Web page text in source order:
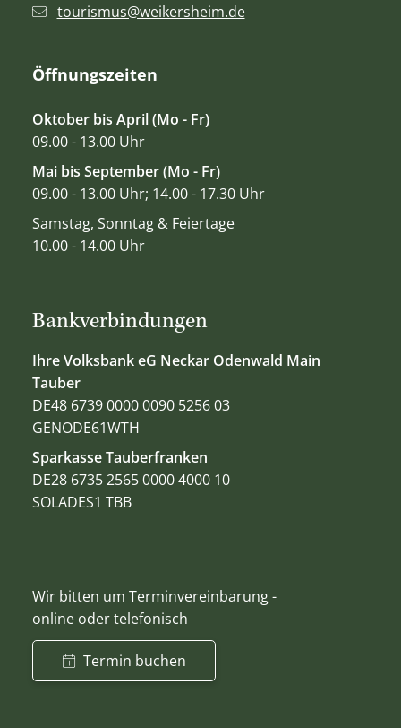
Bankverbindungen
Ihre Volksbank eG Neckar Odenwald Main
Tauber
DE48 6739 0000 0090 5256 03
GENODE61WTH
Sparkasse Tauberfranken
DE28 6735 2565 0000 4000 10
SOLADES1 TBB
Wir bitten um Terminvereinbarung -
online oder telefonisch
Termin buchen
tourismus@weikersheim.de
Öffnungszeiten
Oktober bis April (Mo - Fr)
09.00 - 13.00 Uhr
Mai bis September (Mo - Fr)
09.00 - 13.00 Uhr; 14.00 - 17.30 Uhr
Samstag, Sonntag & Feiertage
10.00 - 14.00 Uhr